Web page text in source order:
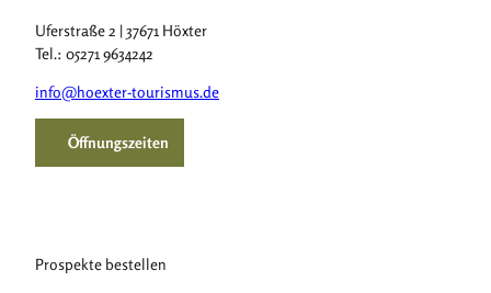
Uferstraße 2 | 37671 Höxter
Tel.: 05271 9634242
info@hoexter-tourismus.de
Öffnungszeiten
Prospekte bestellen